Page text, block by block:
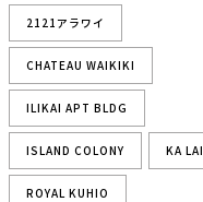
2121アラワイ
CHATEAU WAIKIKI
ILIKAI APT BLDG
ISLAND COLONY KA LAI
ROYAL KUHIO